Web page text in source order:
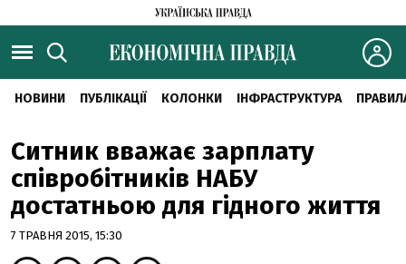
НОВИНИ ПУБЛІКАЦІЇ КОЛОНКИ ІНФРАСТРУКТУРА
Ситник вважає зарплату
співробітників НАБУ
достатньою для гідного життя
7 ТРАВНЯ 2015, 15:30